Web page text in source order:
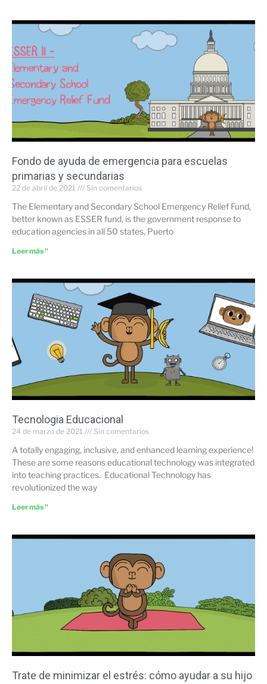
Fondo de ayuda de emergencia para escuelas
primarias y secundarias
22 de abril de 2021 Sin comentarios
The Elementary and Secondary School Emergency Relief Fund,
better known as ESSER fund, is the government response to
education agencies in all 50 states, Puerto
Leer más "
Tecnologia Educacional
24 de marzo de 2021 Sin comentarios
A totally engaging, inclusive, and enhanced learning experience!
These are some reasons educational technology was integrated
into teaching practices. Educational Technology has
revolutionized the way
Leer más "
Trate de minimizar el estrés: cómo ayudar a su hijo